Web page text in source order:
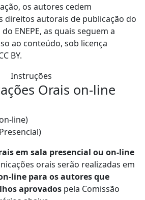
os autores cedem
direitos autorais de publicação do
ENEPE, as quais seguem a
ao conteúdo, sob licença
BY.
Instruções
Orais on-line
line)
em sala presencial ou on-line
orais serão realizadas em
line para osautores que
aprovados pela Comissão